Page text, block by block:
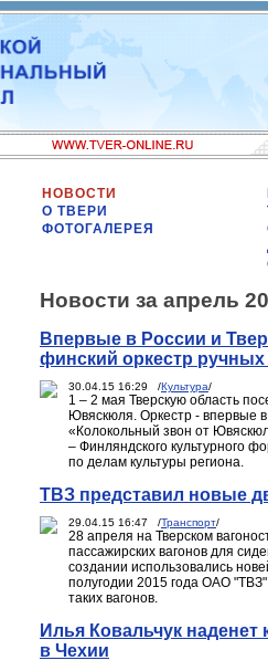
НОВОСТИ
О ТВЕРИ
ФОТОГАЛЕРЕЯ
Новости за апрель
Впервые в России и
финский оркестр
30.04.15 16:29 /Культура/
1 – 2 мая Тверскую область
Ювяскюля. Оркестр - впервые
«Колокольный звон от
– Финляндского культурного
по делам культуры региона.
ТВЗ представил новые
29.04.15 16:47 /Транспорт/
28 апреля на Тверском
пассажирских вагонов для
создании использовались
полугодии 2015 года ОАО
таких вагонов.
Илья Ковальчук
в Чехии